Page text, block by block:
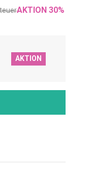
AKTION 30%
AKTION